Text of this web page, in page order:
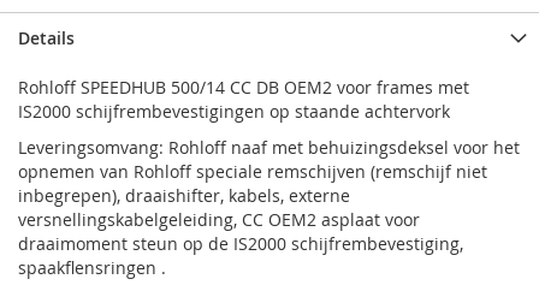
Details
Rohloff SPEEDHUB 500/14 CC DB OEM2 voor frames met
IS2000 schijfrembevestigingen op staande achtervork
Leveringsomvang: Rohloff naaf met behuizingsdeksel voor het
opnemen van Rohloff speciale remschijven (remschijf niet
inbegrepen), draaishifter, kabels, externe
versnellingskabelgeleiding, CC OEM2 asplaat voor
draaimoment steun op de IS2000 schijfrembevestiging,
spaakflensringen .